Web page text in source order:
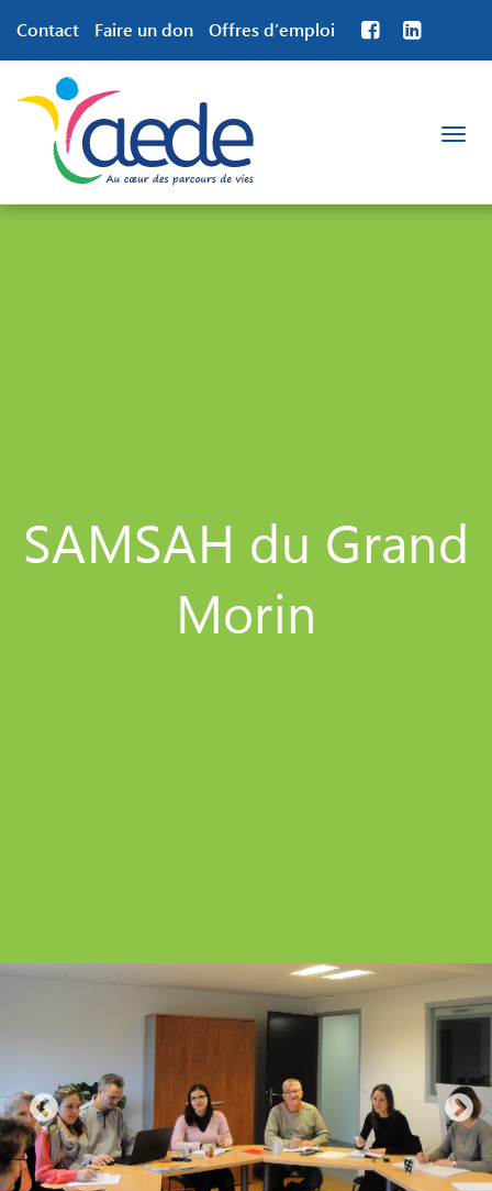
Contact Faire un don Offres d’emploi
Toggle
SAMSAH du Grand
Morin